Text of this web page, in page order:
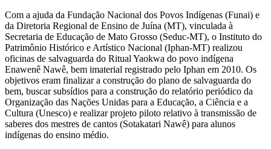
Com a ajuda da Fundação Nacional dos Povos Indígenas (Funai) e
da Diretoria Regional de Ensino de Juína (MT), vinculada à
Secretaria de Educação de Mato Grosso (Seduc-MT), o Instituto do
Patrimônio Histórico e Artístico Nacional (Iphan-MT) realizou
oficinas de salvaguarda do Ritual Yaokwa do povo indígena
Enawenê Nawê, bem imaterial registrado pelo Iphan em 2010. Os
objetivos eram finalizar a construção do plano de salvaguarda do
bem, buscar subsídios para a construção do relatório periódico da
Organização das Nações Unidas para a Educação, a Ciência e a
Cultura (Unesco) e realizar projeto piloto relativo à transmissão de
saberes dos mestres de cantos (Sotakatari Nawê) para alunos
indígenas do ensino médio.